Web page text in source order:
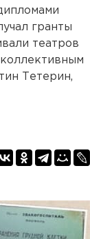
гранты
театров
Тетерин,